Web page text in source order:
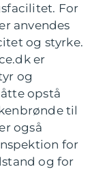
For
anvendes
og styrke.
er
og
opstå
til
også
for
og for